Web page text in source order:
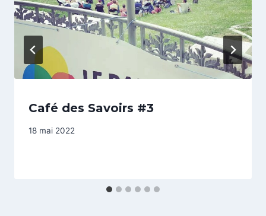
Café des Savoirs #3
18 mai 2022